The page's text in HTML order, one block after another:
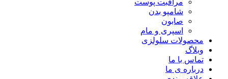
شامپو بدن
صابون
اسپری و مام
محصولات سلولزی
وبلاگ
تماس با ما
درباره ی ما